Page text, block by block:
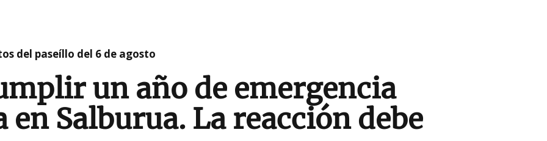
del paseíllo del 6 de agosto
un año de emergencia
Salburua. La reacción debe